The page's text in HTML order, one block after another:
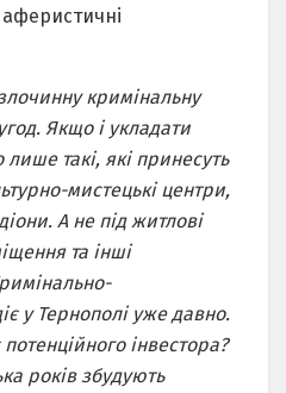
кримінальну
Якщо і укладати
лише такі, які принесуть
мистецькі центри,
А не під житлові
та інші
у Тернополі уже давно.
інвестора?
років збудують